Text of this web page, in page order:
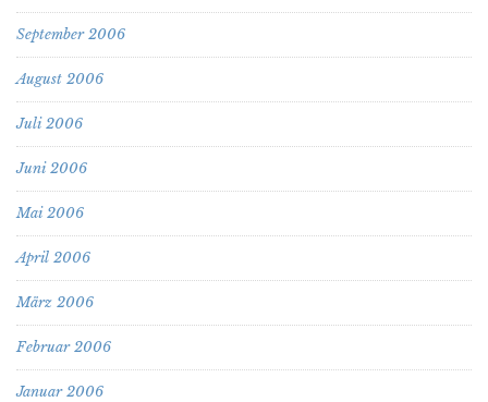
September 2006
August 2006
Juli 2006
Juni 2006
Mai 2006
April 2006
März 2006
Februar 2006
Januar 2006